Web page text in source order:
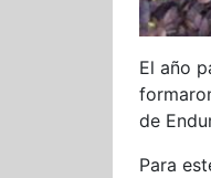
El año
de
Para